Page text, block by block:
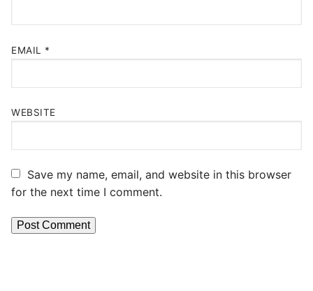
EMAIL *
WEBSITE
Save my name, email, and website in this browser
for the next time I comment.